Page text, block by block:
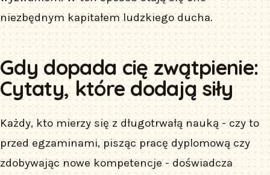
niezbędnym kapitałem ludzkiego ducha.
Gdy dopada cię zwątpienie:
Cytaty, które dodają siły
Każdy, kto mierzy się z długotrwałą nauką - czy to
przed egzaminami, pisząc pracę dyplomową czy
zdobywając nowe kompetencje - doświadcza